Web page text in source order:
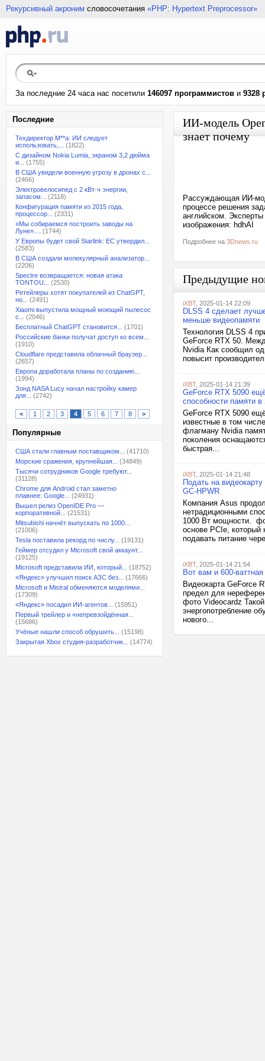
Рекурсивный акроним словосочетания «PHP: Hypertext Preprocessor»
За последние 24 часа нас посетили 146097 программистов и 9328
Последние
Техдиректор M**a: ИИ следует
использовать,...
(1822)
С дизайном Nokia Lumia, экраном 3,2 дюйма
и...
(1755)
В США увидели военную угрозу в дронах с...
(2466)
Электровелосипед с 2 кВт·ч энергии,
запасом...
(2118)
Конфигурация памяти из 2015 года,
процессор...
(2331)
«Мы собираемся построить заводы на
Луне»....
(1744)
У Европы будет свой Starlink: ЕС утвердил...
(2583)
В США создали молекулярный анализатор...
(2206)
Spectre возвращается: новая атака
TONTOU...
(2530)
Ретейлеры хотят покупателей из ChatGPT,
но...
(2491)
Xiaomi выпустила мощный моющий пылесос
с...
(2046)
Бесплатный ChatGPT становится...
(1701)
Российские банки получат доступ ко всем...
(1910)
Cloudflare представила облачный браузер...
(2657)
Европа доработала планы по созданию...
(1994)
Зонд NASA Lucy начал настройку камер
для...
(2742)
< 1 2 3 4 5 6 7 8 >
Популярные
США стали главным поставщиком...
(41710)
Морские сражения, крупнейшая...
(34849)
Тысячи сотрудников Google требуют...
(31128)
Chrome для Android стал заметно
плавнее: Google...
(24931)
Вышел релиз OpenIDE Pro —
корпоративной...
(21531)
Mitsubishi начнёт выпускать по 1000...
(21006)
Tesla поставила рекорд по числу...
(19131)
Геймер отсудил у Microsoft свой аккаунт...
(19125)
Microsoft представила ИИ, который...
(18752)
«Яндекс» улучшил поиск АЗС без...
(17666)
Microsoft и Mistral обменяются моделями...
(17309)
«Яндекс» посадил ИИ-агентов...
(15951)
Первый трейлер и «непревзойдённая...
(15686)
Учёные нашли способ обрушить...
(15198)
Закрытая Xbox студия-разработчик...
(14774)
ИИ-модель
знает почему
Рассуждающая ИИ-
процессе решения
английском.
изображения: hdhAI
Подробнее на 3Dnews.ru
Предыдущие
iXBT, 2025-01-14 22:09
DLSS 4 сделает
меньше видеопамяти
Технология DLSS 4
GeForce RTX 50.
Nvidia Как сообщил
повысит
iXBT, 2025-01-14 21:39
GeForce RTX 5090
способности памяти
GeForce RTX 5090
известные в том
флагману Nvidia
поколения
быстрая...
iXBT, 2025-01-14 21:48
Подать на
GC-HPWR
Компания Asus
нетрадиционными
1000 Вт мощности.
основе PCIe, который
подавать питание
iXBT, 2025-01-14 21:54
Вот вам и 600-
Видеокарта GeForce
предел для
фото Videocardz
энергопотребление
нового...